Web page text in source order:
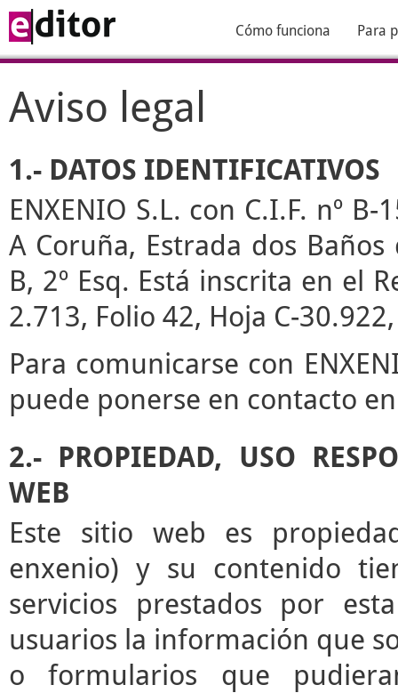
Cómo funciona Para
Aviso legal
1.- DATOS IDENTIFICATIVOS
ENXENIO S.L. con C.I.F. nº
A Coruña, Estrada dos
B, 2º Esq. Está inscrita en el
2.713, Folio 42, Hoja C-
Para comunicarse con
puede ponerse en contacto
2.- PROPIEDAD, USO
WEB
Este sitio web es
enxenio) y su contenido
servicios prestados por
usuarios la información que
o formularios que